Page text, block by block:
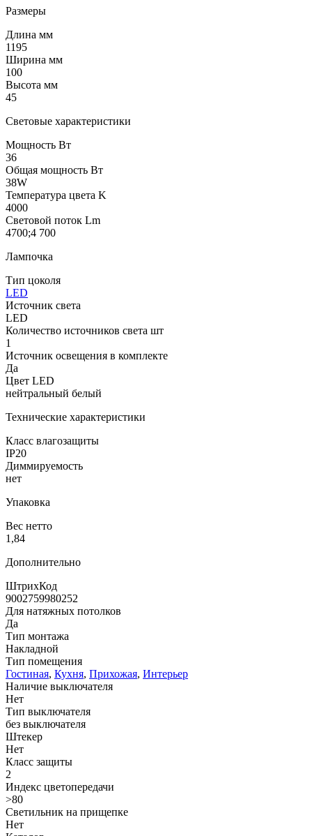
Размеры
Длина мм
1195
Ширина мм
100
Высота мм
45
Световые характеристики
Мощность Вт
36
Общая мощность Вт
38W
Температура цвета K
4000
Световой поток Lm
4700;4 700
Лампочка
Тип цоколя
LED
Источник света
LED
Количество источников света шт
1
Источник освещения в комплекте
Да
Цвет LED
нейтральный белый
Технические характеристики
Класс влагозащиты
IP20
Диммируемость
нет
Упаковка
Вес нетто
1,84
Дополнительно
ШтрихКод
9002759980252
Для натяжных потолков
Да
Тип монтажа
Накладной
Тип помещения
Гостиная, Кухня, Прихожая, Интерьер
Наличие выключателя
Нет
Тип выключателя
без выключателя
Штекер
Нет
Класс защиты
2
Индекс цветопередачи
>80
Светильник на прищепке
Нет